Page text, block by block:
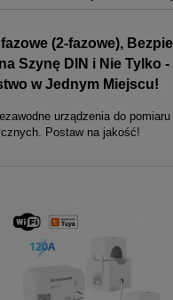
(2-fazowe),
Szynę DIN i Nie Tylko
w Jednym Miejscu!
urządzenia do
Postaw na jakość!